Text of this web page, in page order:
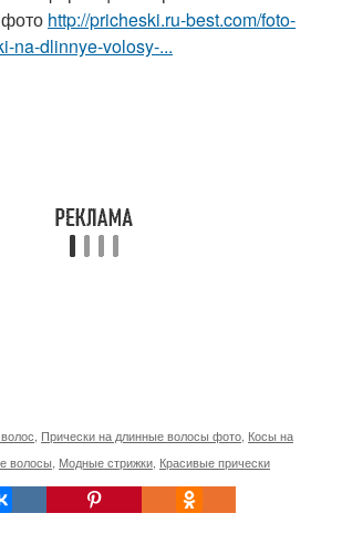
http://pricheski.ru-best.com/foto-
na-dlinnye-volosy-...
Прически на длинные волосы фото Косы на
волосы Модные стрижки Красивые прически